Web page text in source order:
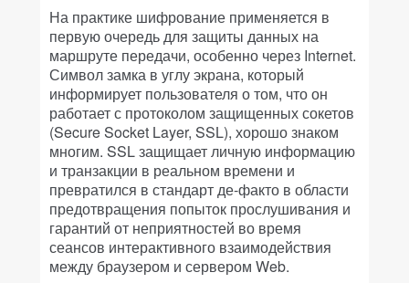
На практике шифрование применяется в
первую очередь для защиты данных на
маршруте передачи, особенно через Internet.
Символ замка в углу экрана, который
информирует пользователя о том, что он
работает с протоколом защищенных сокетов
(Secure Socket Layer, SSL), хорошо знаком
многим. SSL защищает личную информацию
и транзакции в реальном времени и
превратился в стандарт де-факто в области
предотвращения попыток прослушивания и
гарантий от неприятностей во время
сеансов интерактивного взаимодействия
между браузером и сервером Web.